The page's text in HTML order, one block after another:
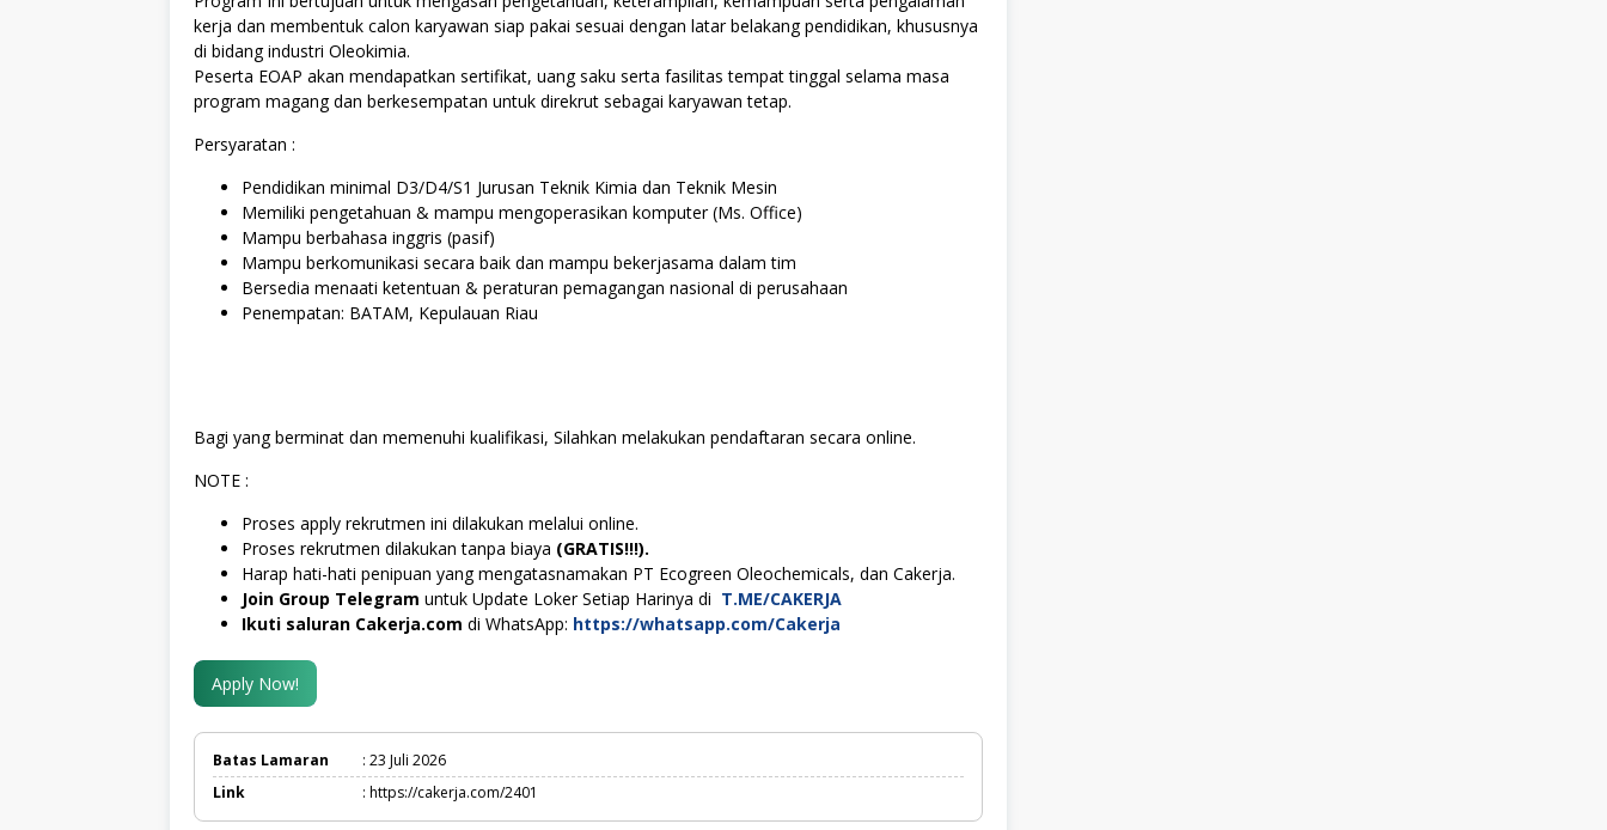
kerja dan membentuk calon karyawan siap pakai sesuai dengan latar belakang pendidikan, khususnya
di bidang industri Oleokimia.
Peserta EOAP akan mendapatkan sertifikat, uang saku serta fasilitas tempat tinggal selama masa
program magang dan berkesempatan untuk direkrut sebagai karyawan tetap.
Persyaratan :
Pendidikan minimal D3/D4/S1 Jurusan Teknik Kimia dan Teknik Mesin
Memiliki pengetahuan & mampu mengoperasikan komputer (Ms. Office)
Mampu berbahasa inggris (pasif)
Mampu berkomunikasi secara baik dan mampu bekerjasama dalam tim
Bersedia menaati ketentuan & peraturan pemagangan nasional di perusahaan
Penempatan: BATAM, Kepulauan Riau
Bagi yang berminat dan memenuhi kualifikasi, Silahkan melakukan pendaftaran secara online.
NOTE :
Proses apply rekrutmen ini dilakukan melalui online.
Proses rekrutmen dilakukan tanpa biaya (GRATIS!!!).
Harap hati-hati penipuan yang mengatasnamakan PT Ecogreen Oleochemicals, dan Cakerja.
Join Group Telegram untuk Update Loker Setiap Harinya di T.ME/CAKERJA
Ikuti saluran Cakerja.com di WhatsApp: https://whatsapp.com/Cakerja
Apply Now!
Batas Lamaran
: 23 Juli 2026
Link
: https://cakerja.com/2401